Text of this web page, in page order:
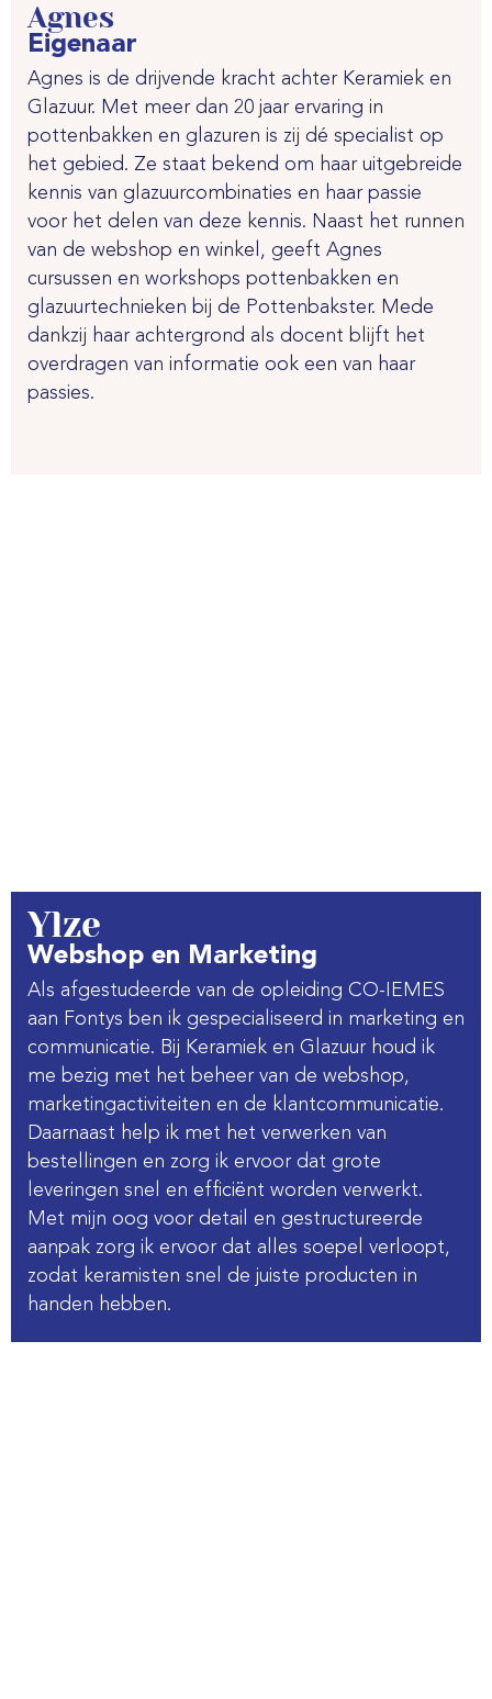
Agnes
Eigenaar
Agnes is de drijvende kracht achter Keramiek en
Glazuur. Met meer dan 20 jaar ervaring in
pottenbakken en glazuren is zij dé specialist op
het gebied. Ze staat bekend om haar uitgebreide
kennis van glazuurcombinaties en haar passie
voor het delen van deze kennis. Naast het runnen
van de webshop en winkel, geeft Agnes
cursussen en workshops pottenbakken en
glazuurtechnieken bij de Pottenbakster. Mede
dankzij haar achtergrond als docent blijft het
overdragen van informatie ook een van haar
passies.
Ylze
Webshop en Marketing
Als afgestudeerde van de opleiding CO-IEMES
aan Fontys ben ik gespecialiseerd in marketing en
communicatie. Bij Keramiek en Glazuur houd ik
me bezig met het beheer van de webshop,
marketingactiviteiten en de klantcommunicatie.
Daarnaast help ik met het verwerken van
bestellingen en zorg ik ervoor dat grote
leveringen snel en efficiënt worden verwerkt.
Met mijn oog voor detail en gestructureerde
aanpak zorg ik ervoor dat alles soepel verloopt,
zodat keramisten snel de juiste producten in
handen hebben.